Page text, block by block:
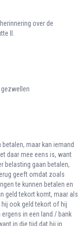
over de
II.
maar kan iemand
daar mee eens is, want
belasting gaan betalen,
geeft omdat zoals
te kunnen betalen en
geld tekort komt, maar als
ook geld tekort of hij
in een land / bank
in die tijd dat hij in